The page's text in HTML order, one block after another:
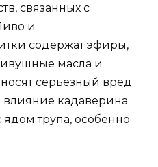
связанных с
и
содержат эфиры,
масла и
серьезный вред
влияние кадаверина
трупа, особенно